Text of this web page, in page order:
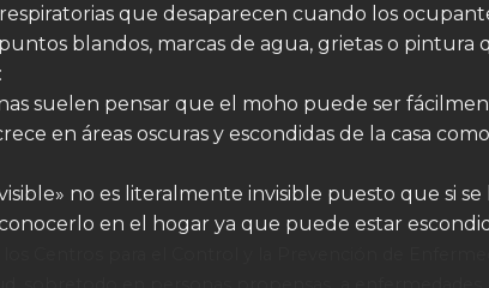
que desaparecen cuando los
blandos, marcas de agua, grietas o pintura
suelen pensar que el moho puede ser
en áreas oscuras y escondidas de la casa
no es literalmente invisible puesto que si
en el hogar ya que puede estar